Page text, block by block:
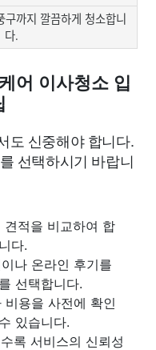
구까지 깔끔하게 청소합니
다.
어 이사청소 입
도 신중해야 합니다.
선택하시기 바랍니
견적을 비교하여 합
다.
나 온라인 후기를
선택합니다.
비용을 사전에 확인
있습니다.
록 서비스의 신뢰성